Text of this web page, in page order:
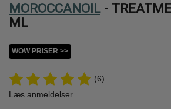
MOROCCANOIL-
ML
WOW PRISER >>
(6)
Læs anmeldelser